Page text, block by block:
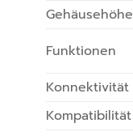
Gehäusehöhe
Funktionen
Konnektivität
Kompatibilität